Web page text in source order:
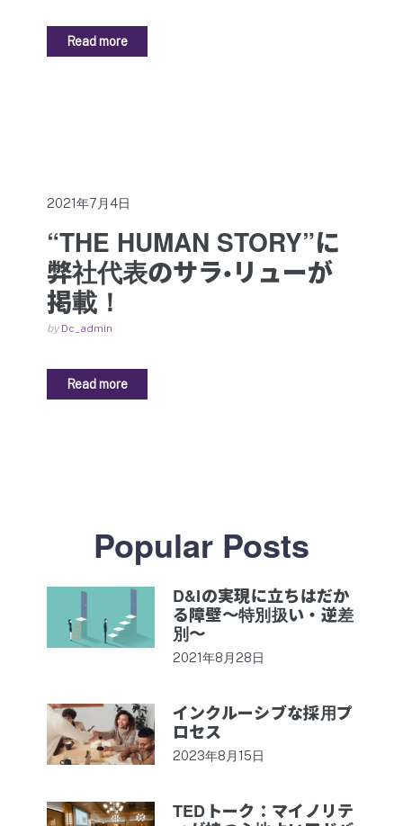
Read more
2021年7月4日
“THE HUMAN STORY”に
弊社代表のサラ•リューが
掲載！
by Dc_admin
Read more
Popular Posts
D&Iの実現に立ちはだか
る障壁〜特別扱い・逆差
別〜
2021年8月28日
インクルーシブな採用プ
ロセス
2023年8月15日
TEDトーク：マイノリテ